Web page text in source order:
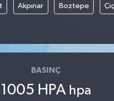
Akpınar Boztepe
BASINÇ
1005 HPA hpa